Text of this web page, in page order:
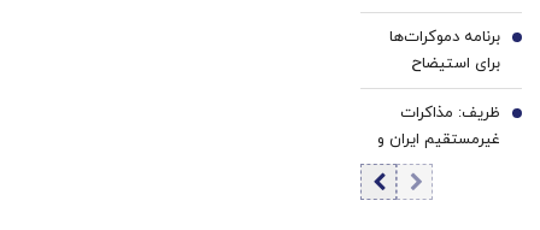
حداکثر خود برسد |
هنوز تا پایان بازی با
ایران فاصله داریم و
در میانه آن
هستیم | باید
ببینیم آیا ایرانی‌ها
حاضرند تغییرات
بلندمدت ایجاد کنند
برنامه دموکرات‌ها
برای استیضاح
ترامپ
6
ظریف: مذاکرات
غیرمستقیم ایران و
آمریکا می‌تواند مانع
نتیجه مطلوب شود
7